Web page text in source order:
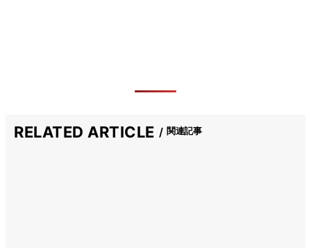
RELATED ARTICLE 関連記事